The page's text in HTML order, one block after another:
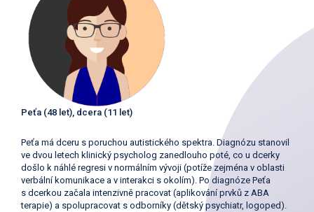
Peťa (48 let), dcera (11 let)
Peťa má dceru s poruchou autistického spektra. Diagnózu stanovil
ve dvou letech klinický psycholog zanedlouho poté, co u dcerky
došlo k náhlé regresi v normálním vývoji (potíže zejména v oblasti
verbální komunikace a v interakci s okolím). Po diagnóze Peťa
s dcerkou začala intenzivně pracovat (aplikování prvků z ABA
terapie) a spolupracovat s odborníky (dětský psychiatr, logoped).